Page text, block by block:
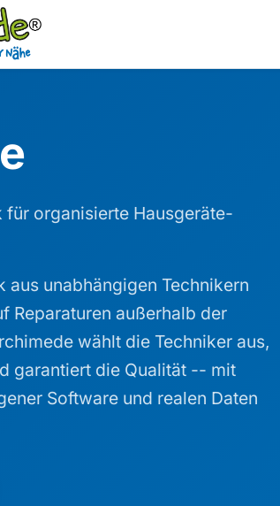
organisierte Hausgeräte-
unabhängigen Technikern
Reparaturen außerhalb der
wählt die Techniker aus,
garantiert die Qualität -- mit
Software und realen Daten